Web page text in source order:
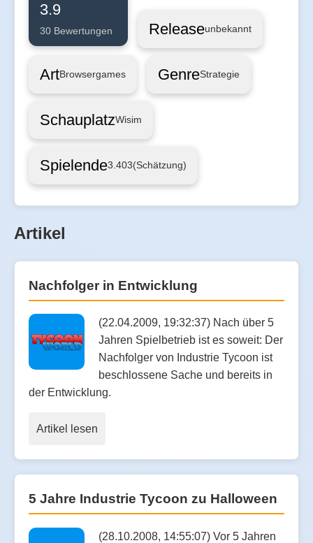
3.9
30 Bewertungen Releaseunbekannt
ArtBrowsergames GenreStrategie
SchauplatzWisim
Spielende3.403(Schätzung)
Artikel
Nachfolger in Entwicklung
(22.04.2009, 19:32:37) Nach über 5
Jahren Spielbetrieb ist es soweit: Der
Nachfolger von Industrie Tycoon ist
beschlossene Sache und bereits in
der Entwicklung.
Artikel lesen
5 Jahre Industrie Tycoon zu Halloween
(28.10.2008, 14:55:07) Vor 5 Jahren